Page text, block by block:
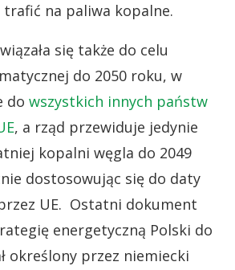
na paliwa kopalne.
się także do celu
do 2050 roku, w
do wszystkich innych państw
, a rząd przewiduje jedynie
kopalni węgla do 2049
dostosowując się do daty
UE. Ostatni dokument
energetyczną Polski do
określony przez niemiecki